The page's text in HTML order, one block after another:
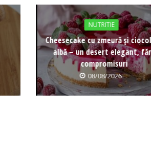
NUTRITIE
Cheesecake cu zmeură și
albă – un desert elegant,
compromisuri
08/08/2026